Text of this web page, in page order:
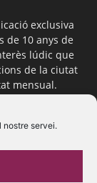
nostre servei.
exclusiva
de 10 anys de
lúdic que
de la ciutat
mensual.